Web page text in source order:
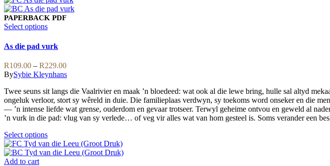
PAPERBACK PDF
Select optionsThis
has
multiple
variants.
The
options
may
be
chosen
on
the
product
page
As die pad vurk
R109.00 – R229.00Price
range:
through
R229.00
BySybie Kleynhans
Twee seuns sit langs die Vaalrivier en maak ’n bloedeed: wat ook al die lewe bring, hulle sal altyd
ongeluk verloor, stort sy wêreld in duie. Die familieplaas verdwyn, sy toekoms word onseker en die
— ’n intense liefde wat grense, ouderdom en gevaar trotseer. Terwyl geheime ontvou en geweld al
’n vurk in die pad: vlug van sy verlede… of veg vir alles wat van hom gesteel is. Soms verander een
Select optionsThis
product
has
Add to cart